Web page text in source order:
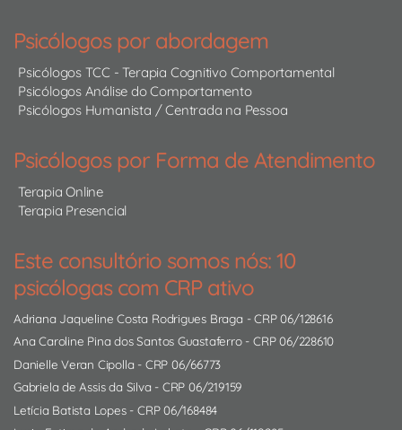
Psicólogos por abordagem
Psicólogos TCC - Terapia Cognitivo Comportamental
Psicólogos Análise do Comportamento
Psicólogos Humanista / Centrada na Pessoa
Psicólogos por Forma de Atendimento
Terapia Online
Terapia Presencial
Este consultório somos nós: 10
psicólogas com CRP ativo
Adriana Jaqueline Costa Rodrigues Braga - CRP 06/128616
Ana Caroline Pina dos Santos Guastaferro- CRP 06/228610
Danielle Veran Cipolla - CRP 06/66773
Gabriela de Assis da Silva - CRP 06/219159
Letícia Batista Lopes- CRP 06/168484